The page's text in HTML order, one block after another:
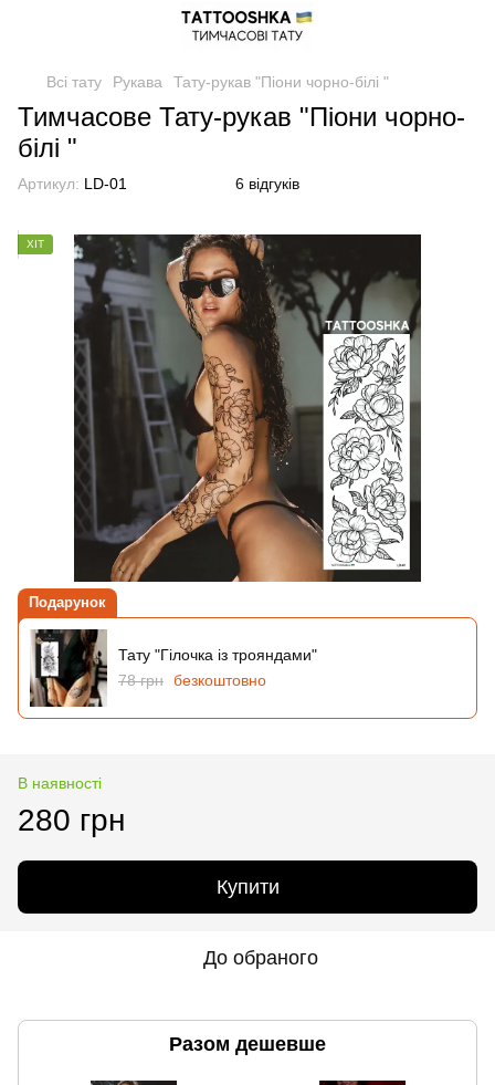
Всі тату Рукава Тату-рукав "Піони чорно-білі "
Тимчасове Тату-рукав "Піони чорно-
білі "
Артикул: LD-01 6 відгуків
ХІТ
Подарунок
Тату "Гілочка із трояндами"
78 грн безкоштовно
В наявності
280 грн
Купити
До обраного
Разом дешевше